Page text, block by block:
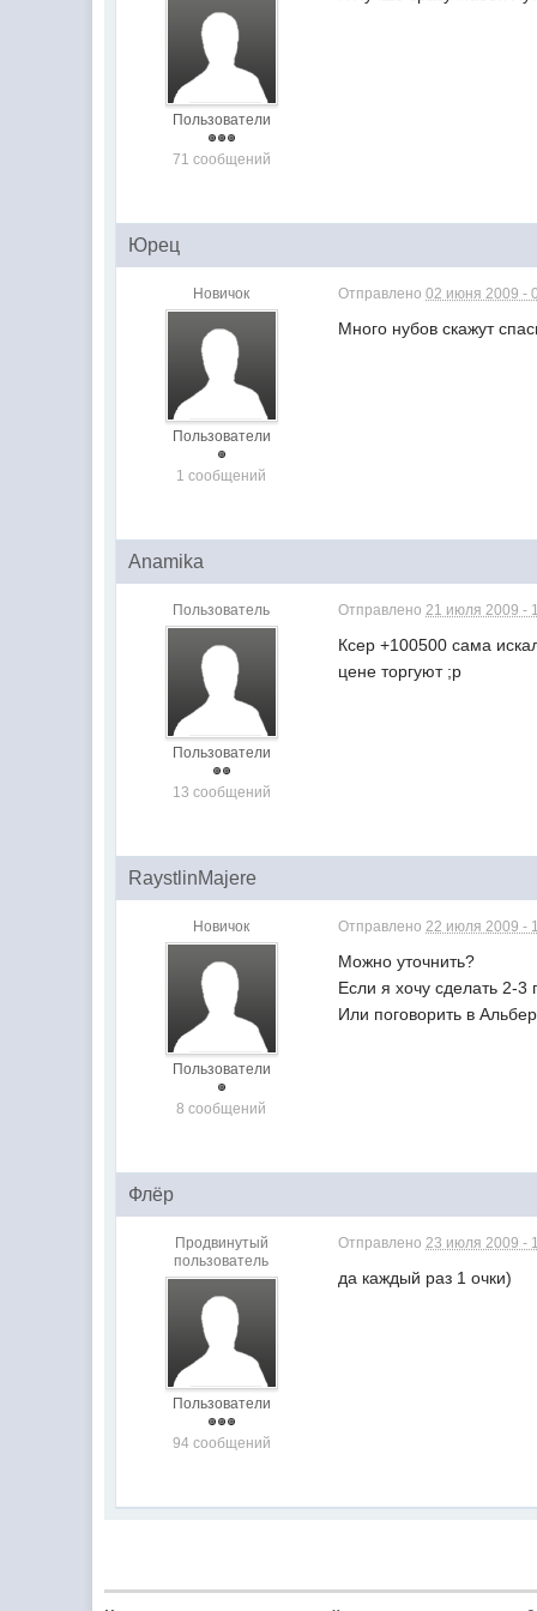
Пользователи
71 сообщений
Юрец
Новичок
Пользователи
1 сообщений
Отправлено02 июня 2009 -
Много нубов скажут
Anamika
Пользователь
Пользователи
13 сообщений
Отправлено 21 июля 2009 -
Ксер +100500 сама
цене торгуют ;р
RaystlinMajere
Новичок
Пользователи
8 сообщений
Отправлено 22 июля 2009 -
Можно уточнить?
Если я хочу сделать 2-3
Или поговорить в
Флёр
Продвинутый
пользователь
Пользователи
94 сообщений
Отправлено 23 июля 2009 -
да каждый раз 1 очки)